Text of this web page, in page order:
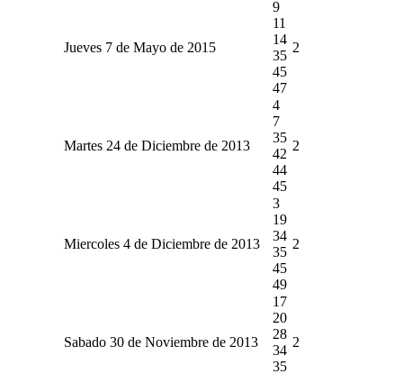
Jueves 7 de Mayo de 2015
9
11
14
35
45
47
2
Martes 24 de Diciembre de 2013
4
7
35
42
44
45
2
Miercoles 4 de Diciembre de 2013
3
19
34
35
45
49
2
Sabado 30 de Noviembre de 2013
17
20
28
34
35
2